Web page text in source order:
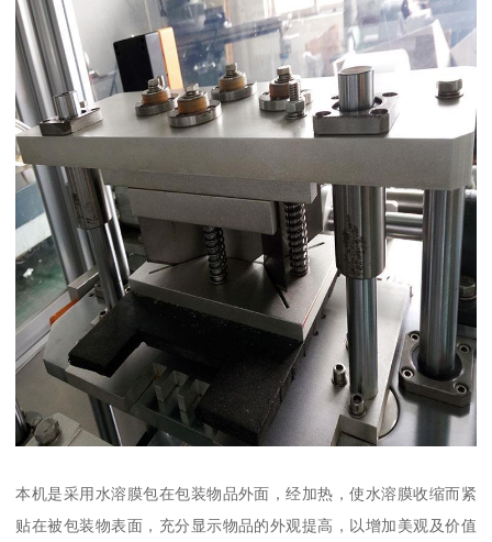
本机是采用水溶膜包在包装物品外面，经加热，使水溶膜收缩而紧
贴在被包装物表面，充分显示物品的外观提高，以增加美观及价值